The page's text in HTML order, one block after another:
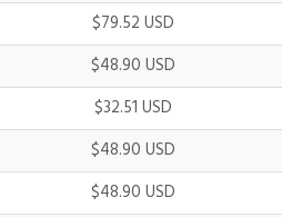
$79.52 USD
$48.90 USD
$32.51 USD
$48.90 USD
$48.90 USD